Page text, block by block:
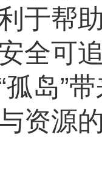
于帮
全可
孤岛”
资源